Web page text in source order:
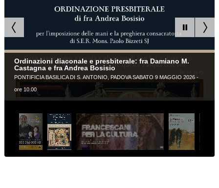
Ordinazioni diaconale e presbiterale: fra Damiano M.
Castagna e fra Andrea Bosisio
PONTIFICIA BASILICA DI S. ANTONIO, PADOVA SABATO 9 MAGGIO 2026 -
ore 10.00